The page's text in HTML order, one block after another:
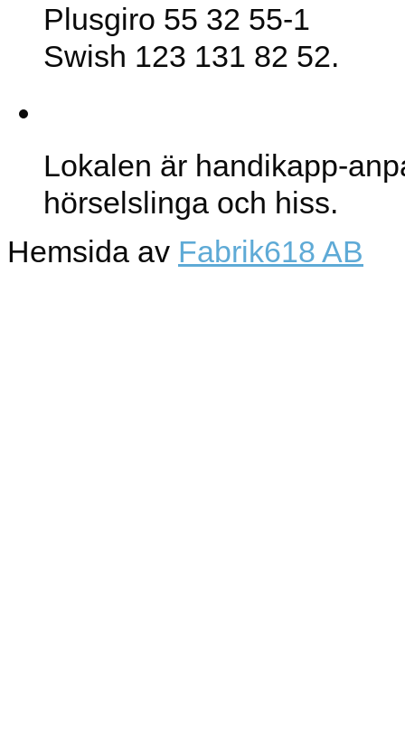
Plusgiro 55 32 55-1
Swish 123 131 82 52.
Lokalen är handikapp-
hörselslinga och hiss.
Hemsida av Fabrik618 AB